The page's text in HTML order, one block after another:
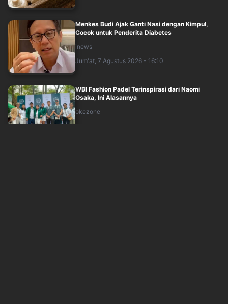
Menkes Budi Ajak Ganti Nasi dengan Kimpul,
Cocok untuk Penderita Diabetes
inews
Jum'at, 7 Agustus 2026 - 16:10
WBI Fashion Padel Terinspirasi dari Naomi
Osaka, Ini Alasannya
okezone
Jum'at, 7 Agustus 2026 - 14:10